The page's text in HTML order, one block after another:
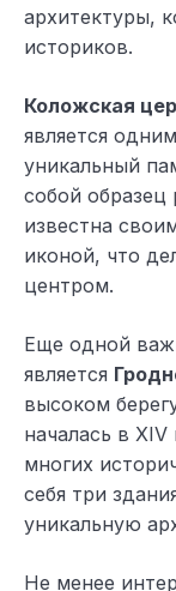
архитектуры,
историков.
Коложская
является
уникальный
собой образец
известна
иконой, что
центром.
Еще одной
является
высоком
началась в
многих
себя три
уникальную
Не менее